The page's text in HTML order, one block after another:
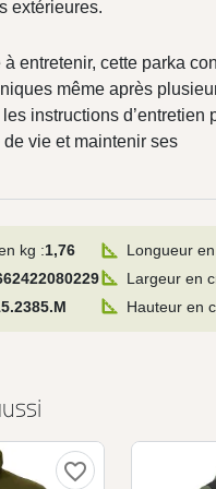
extérieures.
entretenir, cette parka
même après
instructions d’entretien
vie et maintenir ses
kg :1,76
Longueur
Largeur en
Hauteur en
favorite_border